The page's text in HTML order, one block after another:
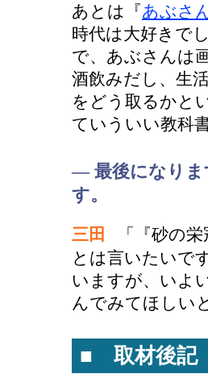
あとは『あぶさ
時代は大好きで
で、あぶさんは
酒飲みだし、生
をどう取るかと
ていういい教科
― 最後になりま
す。
三田
「『砂の
とは言いたいで
いますが、いよ
んでみてほしい
■ 取材後記